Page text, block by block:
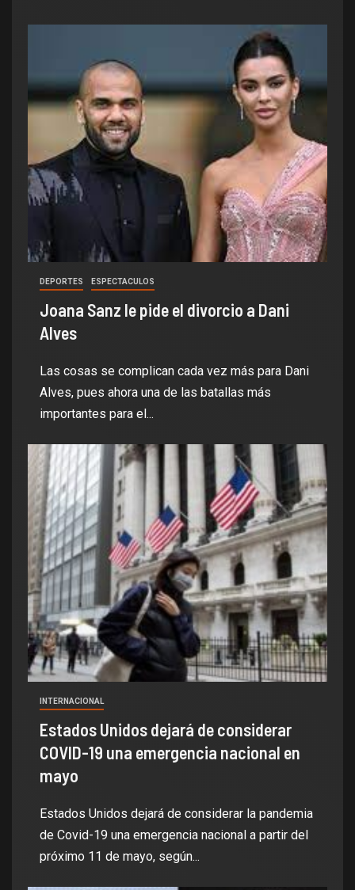
DEPORTES ESPECTACULOS
Joana Sanz le pide el divorcio a Dani
Alves
Las cosas se complican cada vez más para Dani
Alves, pues ahora una de las batallas más
importantes para el...
INTERNACIONAL
Estados Unidos dejará de considerar
COVID-19 una emergencia nacional en
mayo
Estados Unidos dejará de considerar la pandemia
de Covid-19 una emergencia nacional a partir del
próximo 11 de mayo, según...